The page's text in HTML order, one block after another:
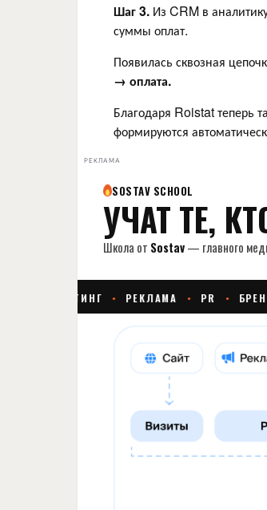
Шаг 3. Из CRM в
суммы оплат.
Появилась сквозная
→ оплата.
Благодаря Roistat теперь
формируются
РЕКЛАМА